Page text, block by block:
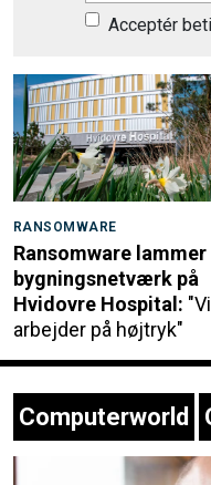
Acceptér
RANSOMWARE
Ransomware lammer
bygningsnetværk på
Hvidovre Hospital: "Vi
arbejder på højtryk"
Computerworld